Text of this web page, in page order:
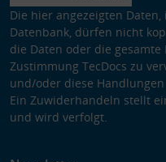
Die hier angezeigten
Datenbank, dürfen nicht
die Daten oder die
Zustimmung TecDocs zu
und/oder diese
Ein Zuwiderhandeln stellt
und wird verfolgt.